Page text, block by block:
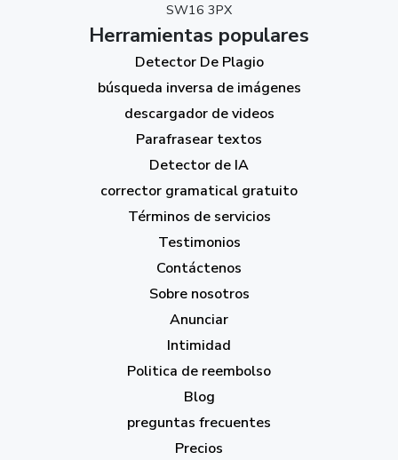
SW16 3PX
Herramientas populares
Detector De Plagio
búsqueda inversa de imágenes
descargador de videos
Parafrasear textos
Detector de IA
corrector gramatical gratuito
Términos de servicios
Testimonios
Contáctenos
Sobre nosotros
Anunciar
Intimidad
Politica de reembolso
Blog
preguntas frecuentes
Precios